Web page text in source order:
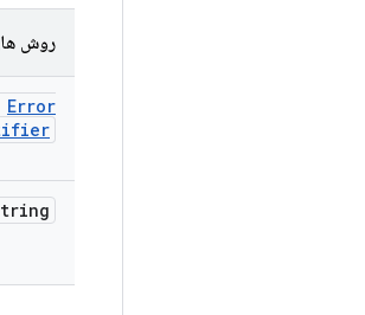
روش
Error